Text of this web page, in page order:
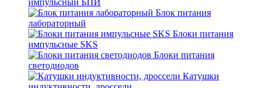
Блок питания
лабораторный
Блоки питания
импульсные SKS
Блоки питания
светодиодов
Катушки